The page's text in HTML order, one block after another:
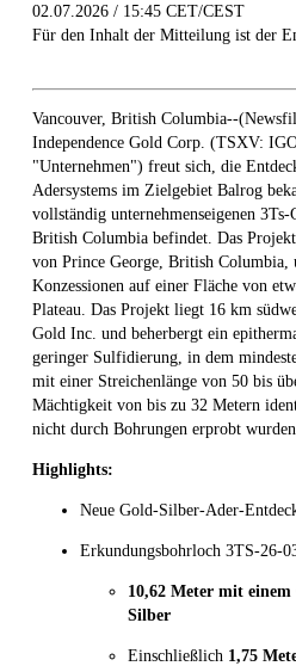
02.07.2026 / 15:45 CET/CEST
Für den Inhalt der Mitteilung ist der
Vancouver, British Columbia--
Independence Gold Corp. (TSXV:
"Unternehmen") freut sich, die
Adersystems im Zielgebiet Balrog
vollständig unternehmenseigenen
British Columbia befindet. Das
von Prince George, British
Konzessionen auf einer Fläche von
Plateau. Das Projekt liegt 16 km
Gold Inc. und beherbergt ein
geringer Sulfidierung, in dem
mit einer Streichenlänge von 50 bis
Mächtigkeit von bis zu 32 Metern
nicht durch Bohrungen erprobt wurden.
Highlights:
Neue Gold-Silber-Ader-
Erkundungsbohrloch 3TS-26-
10,62 Meter mit
Silber
Einschließlich 1,75